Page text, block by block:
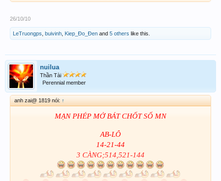
39 NÈ!
26/10/10
LeTruongps buivinh Kiep_Đo_Đen and 5 others like this.
nuilua
Thần Tài
Perennial member
anh zai@ 1819 nói: ↑
MẠN PHÉP MỞ BÁT CHỐT SỐ MN
AB-LÔ
14-21-44
3 CÀNG;514,521-144